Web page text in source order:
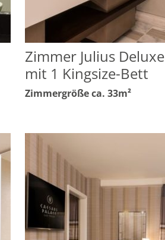
Zimmer Julius Deluxe
mit 1 Kingsize-Bett
Zimmergröße ca. 33m²